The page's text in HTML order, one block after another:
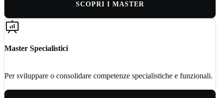
SCOPRI I MASTER
Master Specialistici
Per sviluppare o consolidare competenze specialistiche e funzionali.